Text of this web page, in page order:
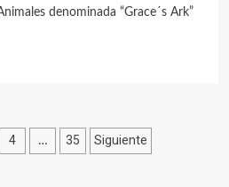
denominada “Grace´s Ark”
4 … 35 Siguiente